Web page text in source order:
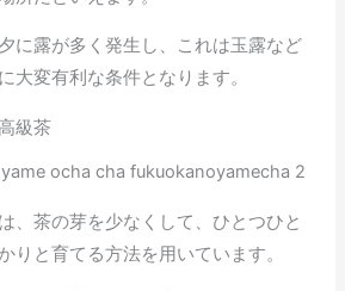
に露が多く発生し、これは玉露など
大変有利な条件となります。
級茶
、茶の芽を少なくして、ひとつひと
りと育てる方法を用いています。